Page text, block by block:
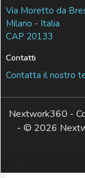
Via Moretto da
Milano - Italia
CAP 20133
Contatti
Contatta il nostro
Nextwork360 -
- © 2026